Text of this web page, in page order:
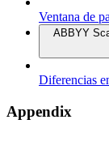
Ventana de
ABBYY
Diferencias
Appendix